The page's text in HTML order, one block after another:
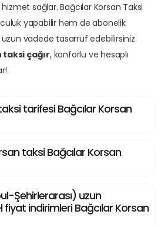
sağlar. Bağcılar Korsan Taksi
yapabilir hem de abonelik
vadede tasarruf edebilirsiniz.
taksi çağır, konforlu ve hesaplı
tarifesi Bağcılar Korsan
taksi Bağcılar Korsan
Şehirlerarası) uzun
indirimleri Bağcılar Korsan